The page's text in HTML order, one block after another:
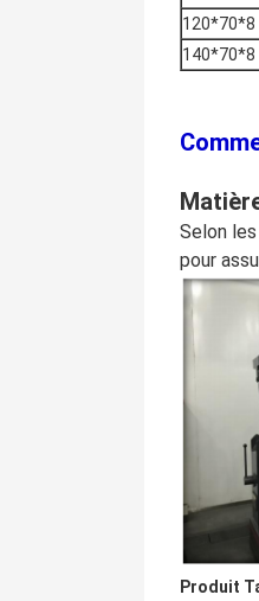
120*70*8
140*70*8
Selon
pour
Produit